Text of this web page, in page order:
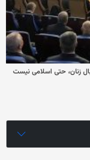
زنان، حتی اسلامی نیست